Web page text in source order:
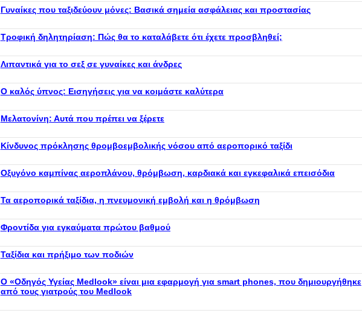
Γυναίκες που ταξιδεύουν μόνες: Βασικά σημεία ασφάλειας και προστασίας
Τροφική δηλητηρίαση: Πώς θα το καταλάβετε ότι έχετε προσβληθεί;
Λιπαντικά για το σεξ σε γυναίκες και άνδρες
Ο καλός ύπνος: Εισηγήσεις για να κοιμάστε καλύτερα
Μελατονίνη: Αυτά που πρέπει να ξέρετε
Κίνδυνος πρόκλησης θρομβοεμβολικής νόσου από αεροπορικό ταξίδι
Οξυγόνο καμπίνας αεροπλάνου, θρόμβωση, καρδιακά και εγκεφαλικά επεισόδια
Τα αεροπορικά ταξίδια, η πνευμονική εμβολή και η θρόμβωση
Φροντίδα για εγκαύματα πρώτου βαθμού
Ταξίδια και πρήξιμο των ποδιών
Ο «Οδηγός Υγείας Medlook» είναι μια εφαρμογή για smart phones, που δημιουργήθηκε
από τους γιατρούς του Medlook